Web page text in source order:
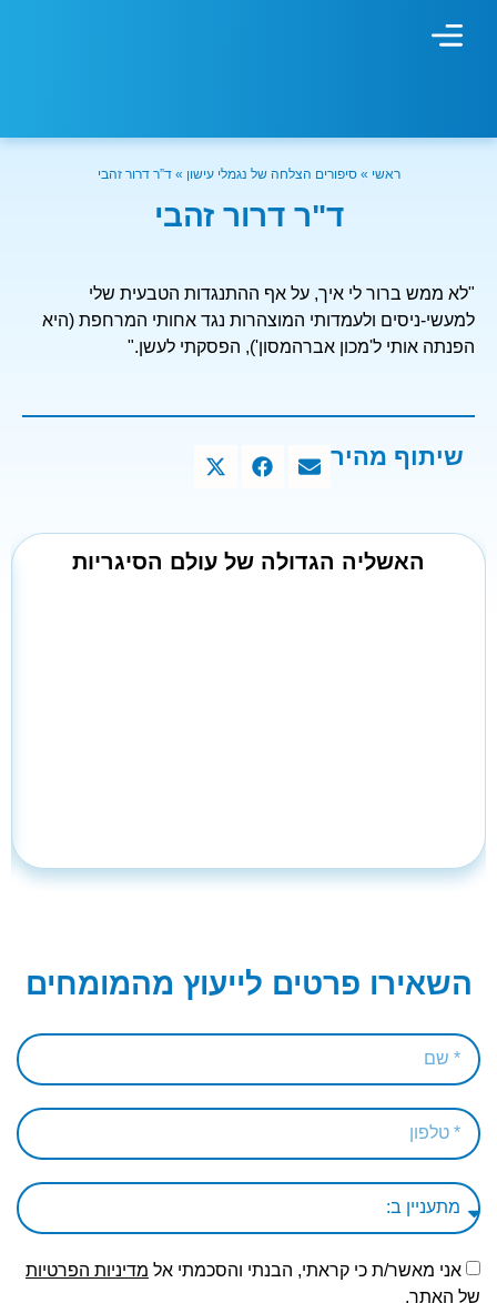
ראשי »סיפורים הצלחה של נגמלי עישון »ד”ר דרור זהבי
ד"ר דרור זהבי
"לא ממש ברור לי איך, על אף ההתנגדות הטבעית שלי
למעשי-ניסים ולעמדותי המוצהרות נגד אחותי המרחפת (היא
הפנתה אותי ל'מכון אברהמסון'), הפסקתי לעשן."
שיתוף מהיר
האשליה הגדולה של עולם הסיגריות
השאירו פרטים לייעוץ מהמומחים
אני מאשר/ת כי קראתי, הבנתי והסכמתי אל מדיניות הפרטיות
של האתר.